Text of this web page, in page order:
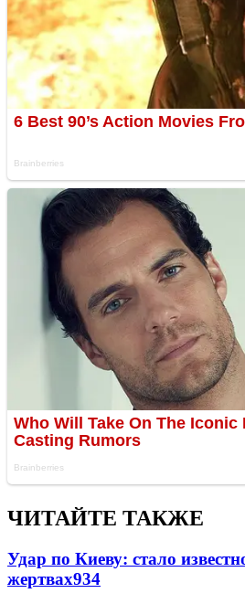
ЧИТАЙТЕ ТАКЖЕ
Удар по Киеву: стало
жертвах934